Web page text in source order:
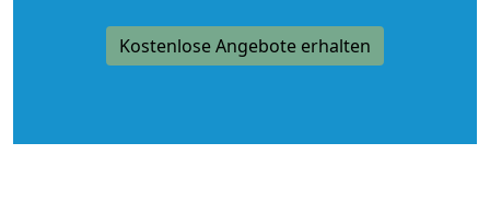
Kostenlose Angebote erhalten